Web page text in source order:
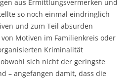
aus Ermittlungsvermerken und
so noch einmal eindringlich
und zum Teil absurden
Motiven im Familienkreis oder
Kriminalität
sich nicht der geringste
– angefangen damit, dass die